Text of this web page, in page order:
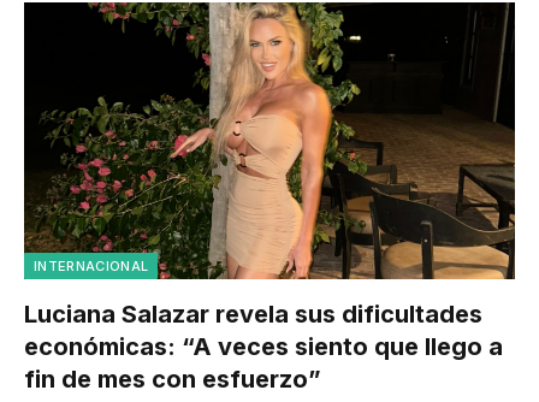
INTERNACIONAL
Luciana Salazar revela sus dificultades
económicas: “A veces siento que llego a
fin de mes con esfuerzo”